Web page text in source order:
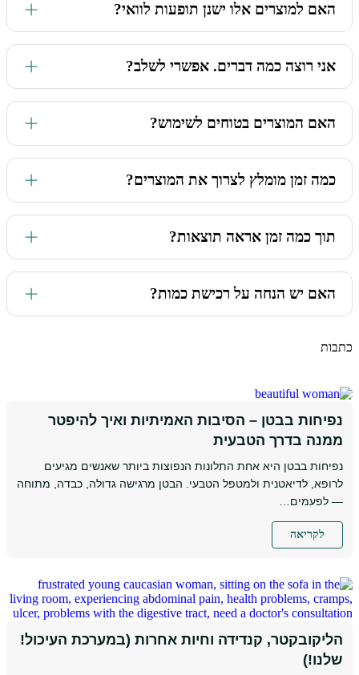
עם תקני GMP ותנאי ייצור נאותים.
האם למוצרים אלו ישנן תופעות לוואי?
להשתמש במוצר שלנו ואתם חשים במשהו שונה, התייעצו עמנו.
אני רוצה כמה דברים. אפשרי לשלב?
שמנים למריחה ועוד. אנחנו ממליצים על שילובים של מוצרים,
האם המוצרים בטוחים לשימוש?
במחקרים קליניים כבטוחים מאוד לשימוש במינונים המומלצים.
כמה זמן מומלץ לצרוך את המוצרים?
לחצי שנה, כדי להנות מאפקט מקסימלי של צמחי המרפא.
תוך כמה זמן אראה תוצאות?
מנגנוני הריפוי הטבעיים שלנו, ולכן בהרבה מהמצבים חשים שינוי
האם יש הנחה על רכישת כמות?
כתבות
נפיחות בבטן – הסיבות האמיתיות ואיך להיפטר
ממנה בדרך הטבעית
נפיחות בבטן היא אחת התלונות הנפוצות ביותר שאנשים מגיעים
לרופא, לדיאטנית ולמטפל הטבעי. הבטן מרגישה גדולה, כבדה, מתוחה
— לפעמים…
לקריאה
הליקובקטר, קנדידה וחיות אחרות (במערכת העיכול!
שלנו!)